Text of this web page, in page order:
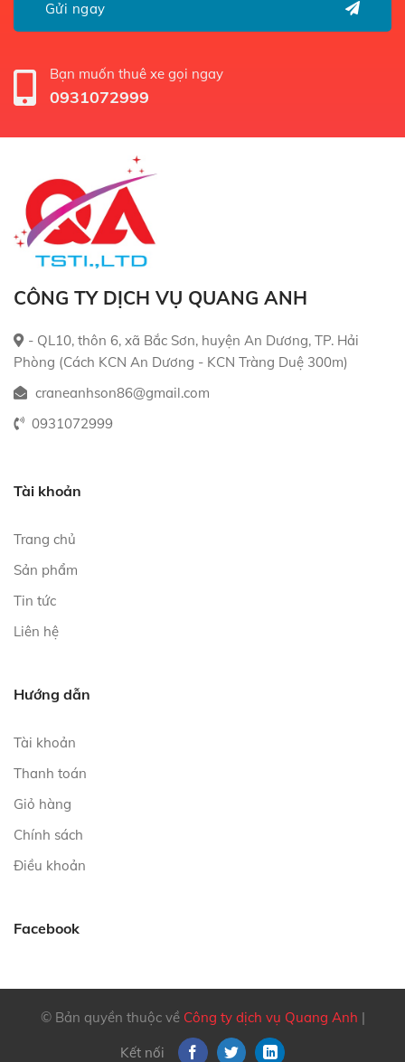
Bạn muốn thuê xe gọi ngay
0931072999
CÔNG TY DỊCH VỤ QUANG ANH
- QL10, thôn 6, xã Bắc Sơn, huyện An Dương, TP. Hải
Phòng (Cách KCN An Dương - KCN Tràng Duệ 300m)
craneanhson86@gmail.com
0931072999
Tài khoản
Trang chủ
Sản phẩm
Tin tức
Liên hệ
Hướng dẫn
Tài khoản
Thanh toán
Giỏ hàng
Chính sách
Điều khoản
Facebook
© Bản quyền thuộc về Công ty dịch vụ Quang Anh |
Kết nối